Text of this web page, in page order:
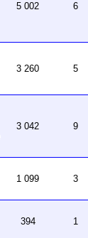
5 002 6
3 260 5
3 042 9
1 099 3
394 1